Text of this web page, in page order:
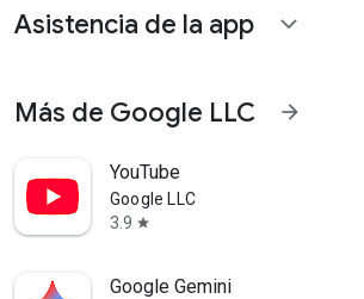
Asistencia de la app expand_more
Más de Google LLC arrow_forward
YouTube
Google LLC
3.9 star
Google Gemini